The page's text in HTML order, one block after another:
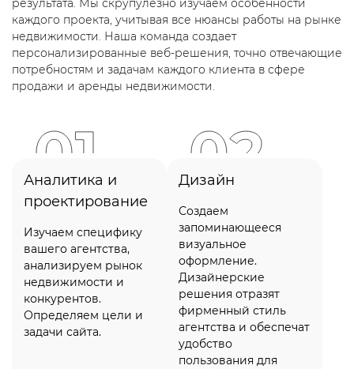
результата. Мы скрупулезно изучаем особенности
каждого проекта, учитывая все нюансы работы на рынке
недвижимости. Наша команда создает
персонализированные веб-решения, точно отвечающие
потребностям и задачам каждого клиента в сфере
продажи и аренды недвижимости.
Аналитика и
проектирование
Изучаем специфику
вашего агентства,
анализируем рынок
недвижимости и
конкурентов.
Определяем цели и
задачи сайта.
Дизайн
Создаем
запоминающееся
визуальное
оформление.
Дизайнерские
решения отразят
фирменный стиль
агентства и обеспечат
удобство
пользования для